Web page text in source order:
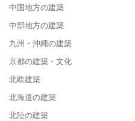
中国地方の建築
中部地方の建築
九州・沖縄の建築
京都の建築・文化
北欧建築
北海道の建築
北陸の建築